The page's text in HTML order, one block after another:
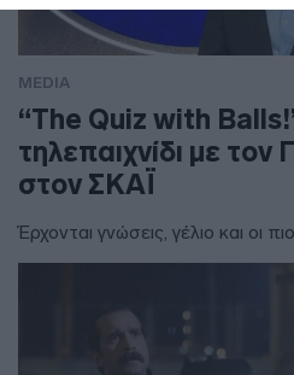
MEDIA
“The Quiz with
τηλεπαιχνίδι με τον
στον ΣΚΑΪ
Έρχονται γνώσεις, γέλιο και οι